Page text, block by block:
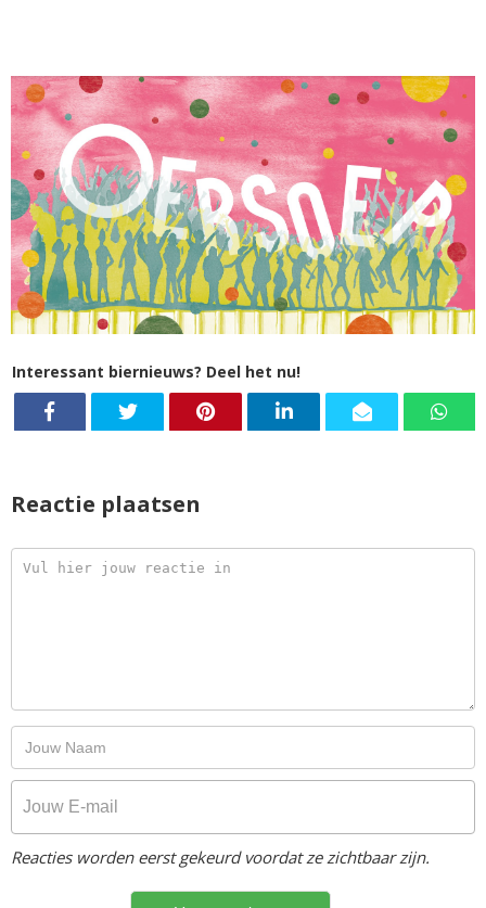
Interessant biernieuws? Deel het nu!
Reactie plaatsen
Reacties worden eerst gekeurd voordat ze zichtbaar zijn.